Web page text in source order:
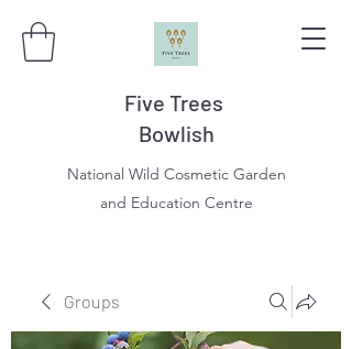
Five Trees
Bowlish
National Wild Cosmetic Garden
and Education Centre
Groups